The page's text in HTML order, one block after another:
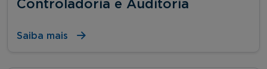
Controladoria e Auditoria
Saiba mais